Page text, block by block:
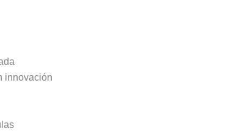
innovación